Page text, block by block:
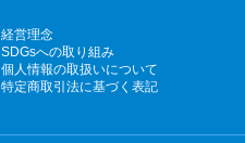
経営理念
SDGsへの取り組み
個人情報の取扱いについて
特定商取引法に基づく表記